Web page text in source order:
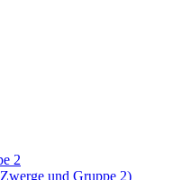
2
und Gruppe 2)